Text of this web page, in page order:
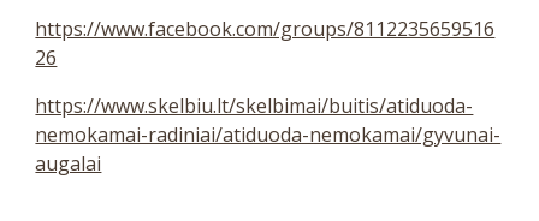
https://www.facebook.com/groups/8112235659516
26
https://www.skelbiu.lt/skelbimai/buitis/atiduoda-
nemokamai-radiniai/atiduoda-nemokamai/gyvunai-
augalai